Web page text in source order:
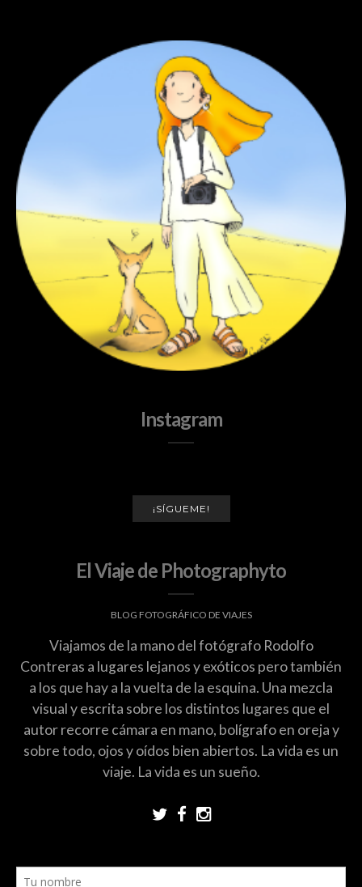
Instagram
¡SÍGUEME!
El Viaje de Photographyto
BLOG FOTOGRÁFICO DE VIAJES
Viajamos de la mano del fotógrafo Rodolfo
Contreras a lugares lejanos y exóticos pero también
a los que hay a la vuelta de la esquina. Una mezcla
visual y escrita sobre los distintos lugares que el
autor recorre cámara en mano, bolígrafo en oreja y
sobre todo, ojos y oídos bien abiertos. La vida es un
viaje. La vida es un sueño.